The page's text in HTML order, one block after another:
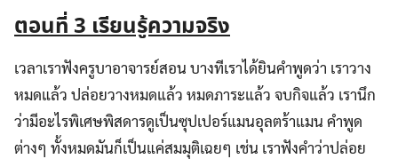
ตอนที่3 เรียนรู้ความจริง
เวลาเราฟังครูบาอาจารย์สอน บางทีเราได้ยินคำพูดว่า เราวาง
หมดแล้ว ปล่อยวางหมดแล้ว หมดภาระแล้ว จบกิจแล้ว เรานึก
ว่ามีอะไรพิเศษพิสดารดูเป็นซุปเปอร์แมนอุลตร้าแมน คำพูด
ต่างๆ ทั้งหมดมันก็เป็นแค่สมมุติเฉยๆ เช่น เราฟังคำว่าปล่อย